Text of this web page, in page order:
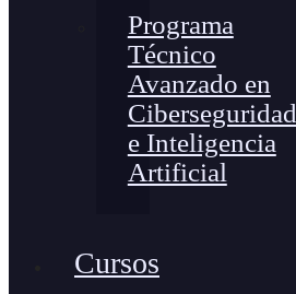
Programa
Técnico
Avanzado en
Ciberseguridad
e Inteligencia
Artificial
Cursos